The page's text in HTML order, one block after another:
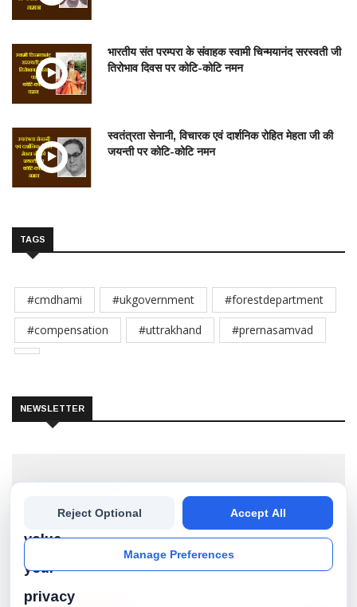
भारतीय संत परम्परा के संवाहक स्वामी चिन्मयानंद सरस्वती जी
तिरोभाव दिवस पर कोटि-कोटि नमन
स्वतंत्रता सेनानी, विचारक एवं दार्शनिक रोहित मेहता जी की
जयन्ती पर कोटि-कोटि नमन
TAGS
#cmdhami #ukgovernment
#forestdepartment
#compensation
#uttrakhand #prernasamvad
NEWSLETTER
Subscribe our newsletter to get the best stories into
your inbox!
value
your
privacy
Manage Preferences
Reject Optional Accept All